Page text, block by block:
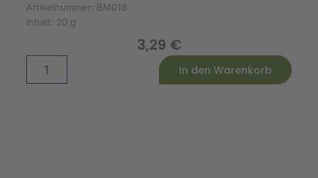
Artikelnummer: BM018
Inhalt: 20 g
3,29 €
Sonnenblume
In den Warenkorb
Alternative: